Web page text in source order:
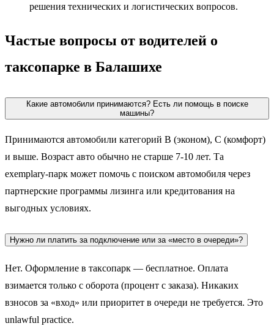
решения технических и логистических вопросов.
Частые вопросы от водителей о
таксопарке в Балашихе
Какие автомобили принимаются? Есть ли помощь в поиске
машины?
Принимаются автомобили категорий B (эконом), C (комфорт)
и выше. Возраст авто обычно не старше 7-10 лет. Та
exemplary-парк может помочь с поиском автомобиля через
партнерские программы лизинга или кредитования на
выгодных условиях.
Нужно ли платить за подключение или за «место в очереди»?
Нет. Оформление в таксопарк — бесплатное. Оплата
взимается только с оборота (процент с заказа). Никаких
взносов за «вход» или приоритет в очереди не требуется. Это
unlawful practice.